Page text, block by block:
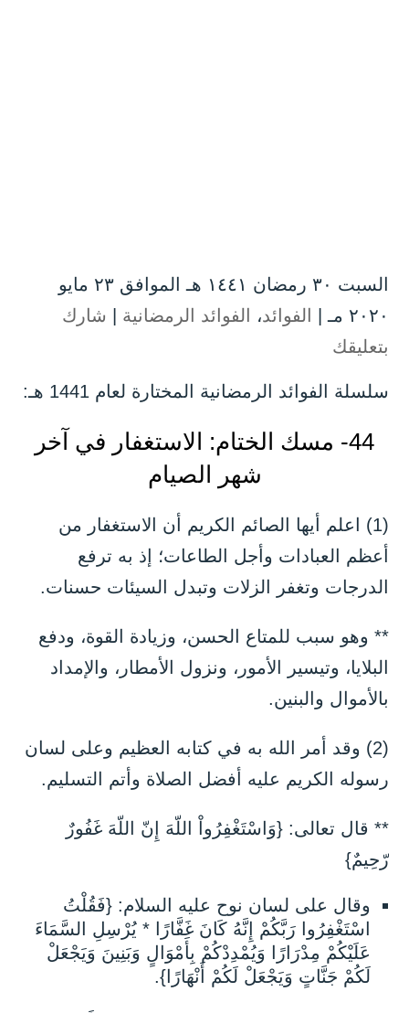
السبت ۳۰ رمضان ۱٤٤۱ هـ الموافق ۲۳ مايو
۲۰۲۰ مـ |
الفوائد، الفوائد الرمضانية | شارك
بتعليقك
سلسلة الفوائد الرمضانية المختارة لعام 1441 هـ:
44- مسك الختام: الاستغفار في آخر
شهر الصيام
(1) اعلم أيها الصائم الكريم أن الاستغفار من
أعظم العبادات وأجل الطاعات؛ إذ به ترفع
الدرجات وتغفر الزلات وتبدل السيئات حسنات.
** وهو سبب للمتاع الحسن، وزيادة القوة، ودفع
البلايا، وتيسير الأمور، ونزول الأمطار، والإمداد
بالأموال والبنين.
(2) وقد أمر الله به في كتابه العظيم وعلى لسان
رسوله الكريم عليه أفضل الصلاة وأتم التسليم.
** قال تعالى: {وَاسْتَغْفِرُواْ اللّهَ إِنّ اللّهَ غَفُورٌ
رّحِيمٌ}
وقال على لسان نوح عليه السلام: {فَقُلْتُ
اسْتَغْفِرُوا رَبَّكُمْ إِنَّهُ كَانَ غَفَّارًا * يُرْسِلِ السَّمَاءَ
عَلَيْكُمْ مِدْرَارًا وَيُمْدِدْكُمْ بِأَمْوَالٍ وَبَنِينَ وَيَجْعَلْ
لَكُمْ جَنَّاتٍ وَيَجْعَلْ لَكُمْ أَنْهَارًا}.